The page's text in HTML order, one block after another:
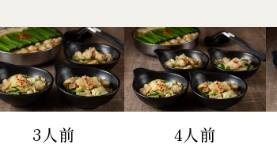
3人前 4人前